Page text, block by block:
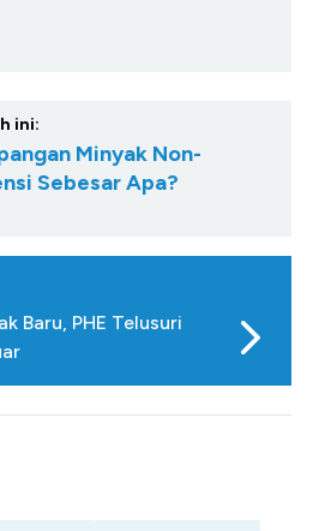
ini:
Minyak Non-
Sebesar Apa?
Baru, PHE Telusuri